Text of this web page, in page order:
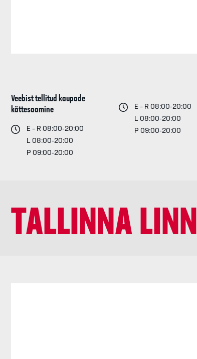
Veebist tellitud kaupade
kättesaamine
E – R 08:00-20:00
L 08:00-20:00
P 09:00-20:00
E – R 08:00-20:00
L 08:00-20:00
P 09:00-20:00
TALLINNA LINN